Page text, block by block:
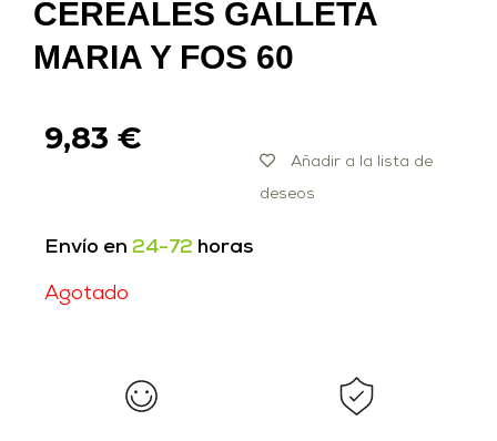
CEREALES GALLETA
MARIA Y FOS 60
9,83 €
Añadir a la lista de
deseos
Envío en 24-72 horas
Agotado